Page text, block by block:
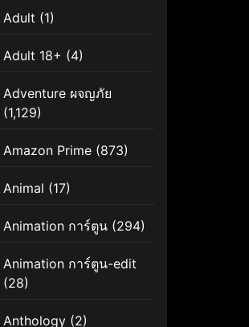
Adult (1)
Adult 18+ (4)
Adventure ผจญภัย
(1,129)
Amazon Prime (873)
Animal (17)
Animation การ์ตูน (294)
Animation การ์ตูน-edit
(28)
Anthology (2)